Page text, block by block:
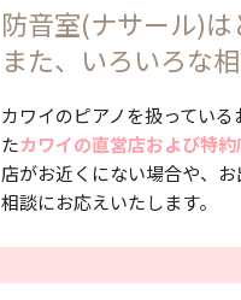
防音室(ナサール)
また、いろいろな
カワイのピアノを扱ってい
たカワイの直営店および特
店がお近くにない場合や、
相談にお応えいたします。